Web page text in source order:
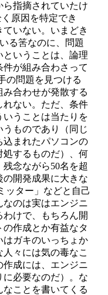
指摘されていたけ
原因を特定でき
いない。いまどき
る筈なのに、問題
いうことは、論理
が組み合わさって
の問題を見つける
合わせが発散する
ない。ただ、条件
うことは当たりを
ものであり（同じ
込まれたパソコンの
処するものだ）、何
念ながら50名を超
の開発成果に大きな
ッター」などと自己
のは実はエンジニ
けで、もちろん開
作成とか有益なタ
はガキのいっちょか
々には気の毒なこ
作成には、エンジニ
必要なのだ）。な
ことを書いてくる